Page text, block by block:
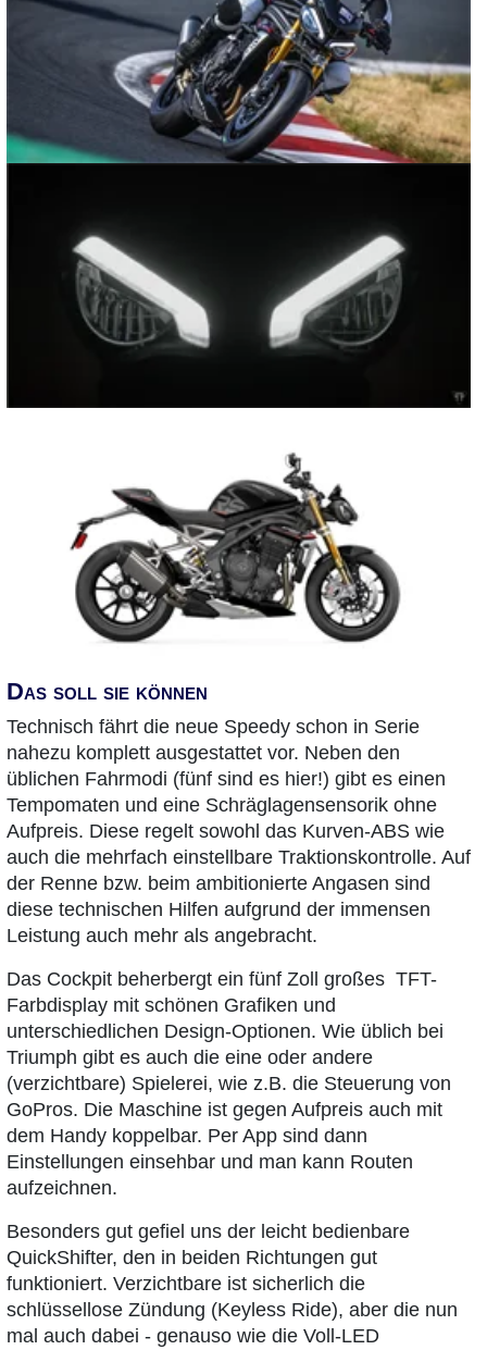
Das soll sie können
Technisch fährt die neue Speedy schon in Serie
nahezu komplett ausgestattet vor. Neben den
üblichen Fahrmodi (fünf sind es hier!) gibt es einen
Tempomaten und eine Schräglagensensorik ohne
Aufpreis. Diese regelt sowohl das Kurven-ABS wie
auch die mehrfach einstellbare Traktionskontrolle. Auf
der Renne bzw. beim ambitionierte Angasen sind
diese technischen Hilfen aufgrund der immensen
Leistung auch mehr als angebracht.
Das Cockpit beherbergt ein fünf Zoll großes TFT-
Farbdisplay mit schönen Grafiken und
unterschiedlichen Design-Optionen. Wie üblich bei
Triumph gibt es auch die eine oder andere
(verzichtbare) Spielerei, wie z.B. die Steuerung von
GoPros. Die Maschine ist gegen Aufpreis auch mit
dem Handy koppelbar. Per App sind dann
Einstellungen einsehbar und man kann Routen
aufzeichnen.
Besonders gut gefiel uns der leicht bedienbare
QuickShifter, den in beiden Richtungen gut
funktioniert. Verzichtbare ist sicherlich die
schlüssellose Zündung (Keyless Ride), aber die nun
mal auch dabei - genauso wie die Voll-LED